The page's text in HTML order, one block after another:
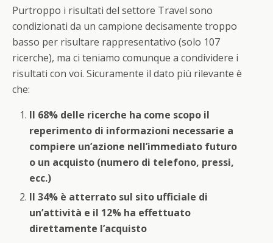
Purtroppo i risultati del settore Travel sono
condizionati da un campione decisamente troppo
basso per risultare rappresentativo (solo 107
ricerche), ma ci teniamo comunque a condividere i
risultati con voi. Sicuramente il dato più rilevante è
che:
Il 68% delle ricerche ha come scopo il
reperimento di informazioni necessarie a
compiere un’azione nell’immediato futuro
o un acquisto (numero di telefono, pressi,
ecc.)
Il 34% è atterrato sul sito ufficiale di
un’attività e il 12% ha effettuato
direttamente l’acquisto